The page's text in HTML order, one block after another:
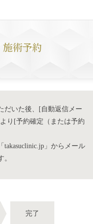
術予約
だいた後、[自動返信メー
り[予約確定（または予約
takasuclinic.jp」からメール
完了